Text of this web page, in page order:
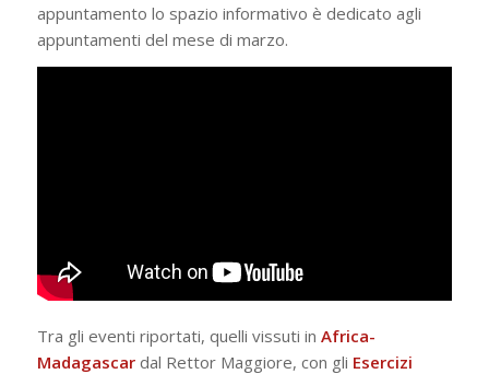
appuntamento lo spazio informativo è dedicato agli
appuntamenti del mese di marzo.
Tra gli eventi riportati, quelli vissuti in Africa-
Madagascardal Rettor Maggiore, con gli Esercizi